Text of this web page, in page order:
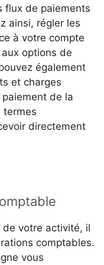
flux de paiements
ainsi, régler les
à votre compte
options de
également
et charges
de la
termes
directement
votre activité, il
comptables.
vous